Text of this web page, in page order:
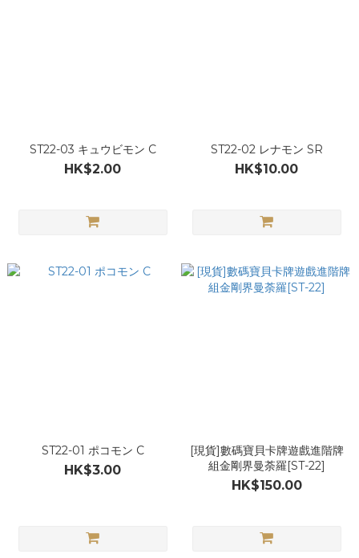
ST22-03 キュウビモン C
HK$2.00
ST22-02 レナモン SR
HK$10.00
ST22-01 ポコモン C
HK$3.00
[現貨]數碼寶貝卡牌遊戲進階牌
組金剛界曼荼羅[ST-22]
HK$150.00